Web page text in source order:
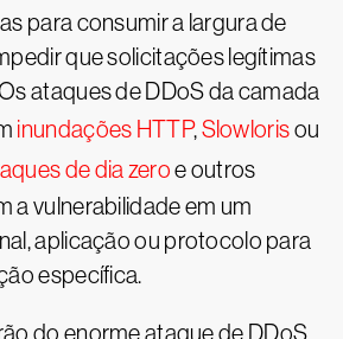
para consumir a largura de
que solicitações legítimas
ataques de DDoS da camada
inundações HTTP,Slowlorisou
de dia zeroe outros
a vulnerabilidade em um
aplicação ou protocolo para
específica.
do enorme ataque de DDoS